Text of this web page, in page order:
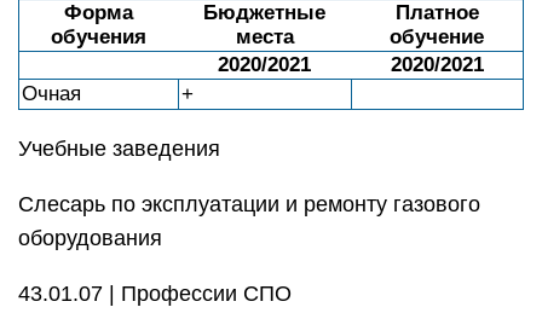
Форма
обучения
Бюджетные
места
Платное
обучение
2020/2021
2020/2021
Очная
+
Учебные заведения
Слесарь по эксплуатации и ремонту газового
оборудования
43.01.07 | Профессии СПО